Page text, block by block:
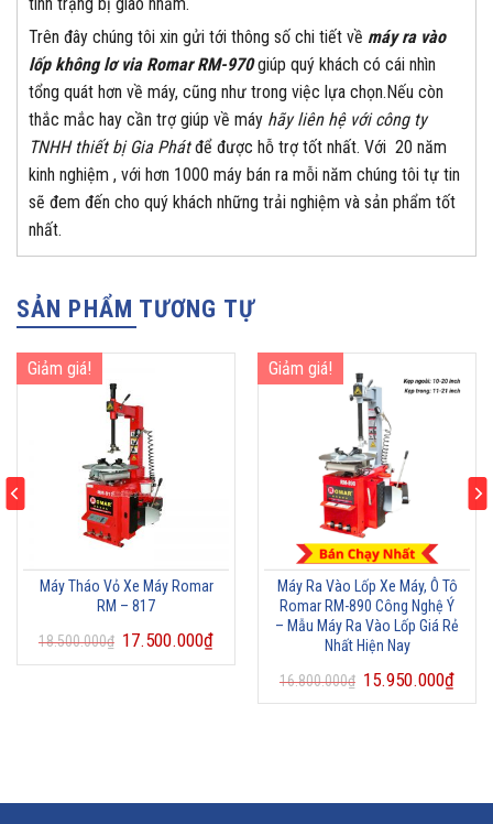
Trên đây chúng tôi xin gửi tới thông số chi tiết về máy ra vào
lốp không lơ via Romar RM-970giúp quý khách có cái nhìn
tổng quát hơn về máy, cũng như trong việc lựa chọn.Nếu còn
thắc mắc hay cần trợ giúp về máy hãy liên hệ với công ty
TNHH thiết bị Gia Phátđể được hỗ trợ tốt nhất. Với 20 năm
kinh nghiệm , với hơn 1000 máy bán ra mỗi năm chúng tôi tự tin
sẽ đem đến cho quý khách những trải nghiệm và sản phẩm tốt
nhất.
SẢN PHẨM TƯƠNG TỰ
Giảm giá!
Máy Tháo Vỏ Xe Máy Romar
RM – 817
18.500.000₫ 17.500.000₫
Giảm giá!
Máy Ra Vào Lốp Xe Máy, Ô Tô
Romar RM-890 Công Nghệ Ý
– Mẫu Máy Ra Vào Lốp Giá Rẻ
Nhất Hiện Nay
16.800.000₫ 15.950.000₫